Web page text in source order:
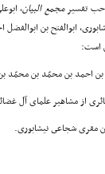
تفسیرمجمع البیان،
ابوالفتح بن
است: